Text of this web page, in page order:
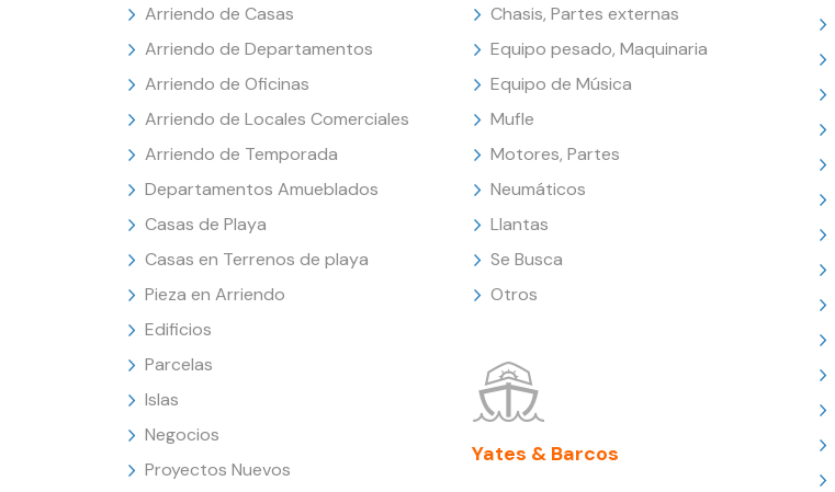
Arriendo de Casas
Arriendo de Departamentos
Arriendo de Oficinas
Arriendo de Locales Comerciales
Arriendo de Temporada
Departamentos Amueblados
Casas de Playa
Casas en Terrenos de playa
Pieza en Arriendo
Edificios
Parcelas
Islas
Negocios
Proyectos Nuevos
Chasis, Partes externas
Equipo pesado, Maquinaria
Equipo de Música
Mufle
Motores, Partes
Neumáticos
Llantas
Se Busca
Otros
Yates & Barcos